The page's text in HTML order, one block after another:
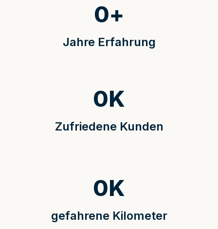
Jahre Erfahrung
0+
Zufriedene Kunden
0K
gefahrene Kilometer
0K